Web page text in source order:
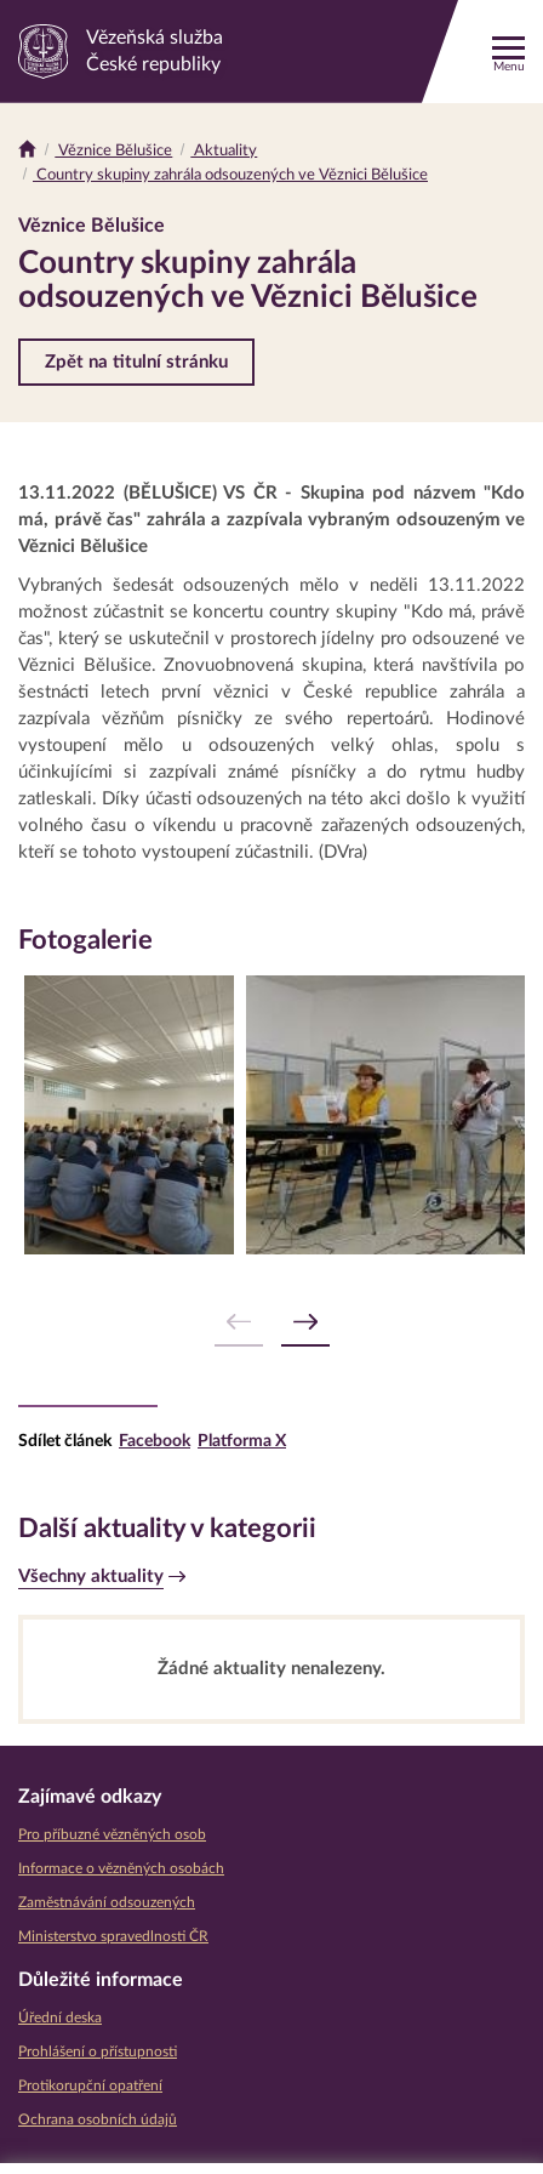
Odkaz
stránku
Vězeňská služba
České republiky
Menu
Drobečková
Věznice Bělušice
Aktuality
Country skupiny zahrála odsouzených ve Věznici Bělušice
Věznice Bělušice
Country skupiny zahrála
odsouzených ve Věznici Bělušice
Zpět na titulní stránku
13.11.2022 (BĚLUŠICE) VS ČR - Skupina pod názvem "Kdo
má, právě čas" zahrála a zazpívala vybraným odsouzeným ve
Věznici Bělušice
Vybraných šedesát odsouzených mělo v neděli 13.11.2022
možnost zúčastnit se koncertu country skupiny "Kdo má, právě
čas", který se uskutečnil v prostorech jídelny pro odsouzené ve
Věznici Bělušice. Znovuobnovená skupina, která navštívila po
šestnácti letech první věznici v České republice zahrála a
zazpívala vězňům písničky ze svého repertoárů. Hodinové
vystoupení mělo u odsouzených velký ohlas, spolu s
účinkujícími si zazpívali známé písníčky a do rytmu hudby
zatleskali. Díky účasti odsouzených na této akci došlo k využití
volného času o víkendu u pracovně zařazených odsouzených,
kteří se tohoto vystoupení zúčastnili. (DVra)
Fotogalerie
Sdílet článek Facebook Platforma X
Další aktuality v kategorii
Všechny aktuality
Žádné aktuality nenalezeny.
Zajímavé odkazy
Pro příbuzné vězněných osob
Informace o vězněných osobách
Zaměstnávání odsouzených
Ministerstvo spravedlnosti ČR
Důležité informace
Úřední deska
Prohlášení o přístupnosti
Protikorupční opatření
Ochrana osobních údajů